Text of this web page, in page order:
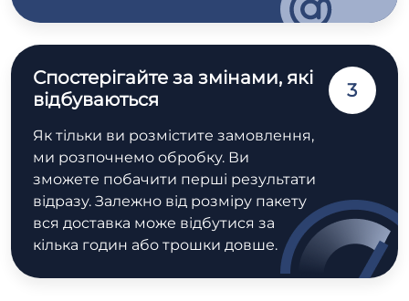
Спостерігайте за змінами, які
відбуваються
Як тільки ви розмістите замовлення,
ми розпочнемо обробку. Ви
зможете побачити перші результати
відразу. Залежно від розміру пакету
вся доставка може відбутися за
кілька годин або трошки довше.
3